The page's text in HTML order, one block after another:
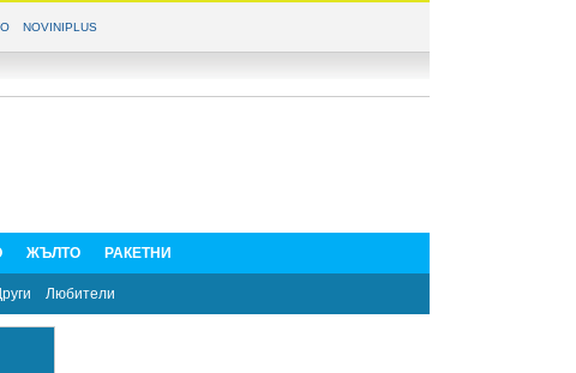
NOVINIPLUS
ЖЪЛТО РАКЕТНИ
Любители